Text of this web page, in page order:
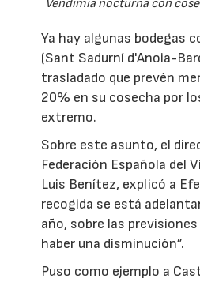
Vendimia nocturna con
Ya hay algunas bodegas
(Sant Sadurní d'Anoia-
trasladado que prevén
20% en su cosecha por
extremo.
Sobre este asunto, el
Federación Española del
Luis Benítez, explicó a
recogida se está
año, sobre las
haber una disminución”.
Puso como ejemplo a